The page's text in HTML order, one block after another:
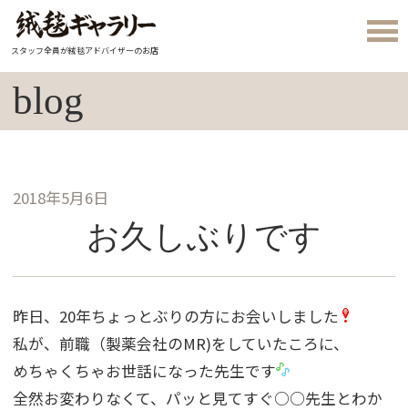
スタッフ全員が絨毯アドバイザーのお店
blog
2018年5月6日
お久しぶりです
昨日、20年ちょっとぶりの方にお会いしました
私が、前職（製薬会社のMR)をしていたころに、
めちゃくちゃお世話になった先生です
全然お変わりなくて、パッと見てすぐ○○先生とわか